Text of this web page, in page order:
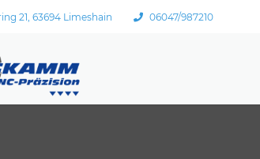
21, 63694 Limeshain 06047/987210